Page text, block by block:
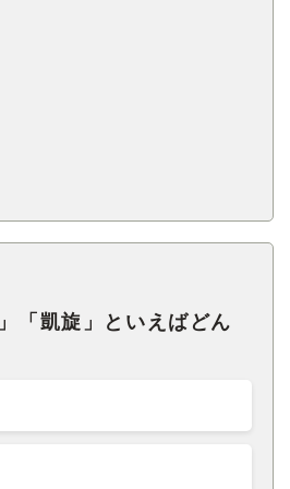
」「凱旋」といえばどん